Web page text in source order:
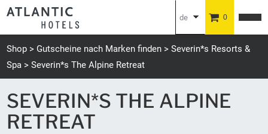
de
en
0
Shop Gutscheine nach Marken finden
Severin*s Resorts &
Spa
Severin*s The Alpine Retreat
SEVERIN*S THE ALPINE
RETREAT